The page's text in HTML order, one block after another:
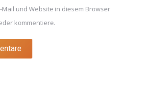
Mail und Website in diesem Browser
kommentiere.